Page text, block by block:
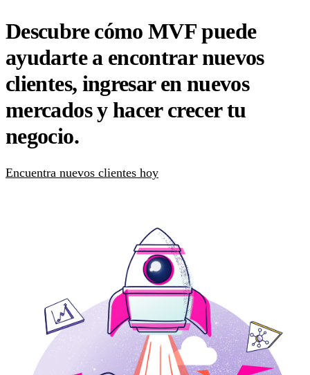
Descubre cómo MVF puede
ayudarte a encontrar nuevos
clientes, ingresar en nuevos
mercados y hacer crecer tu
negocio.
Encuentra nuevos clientes hoy